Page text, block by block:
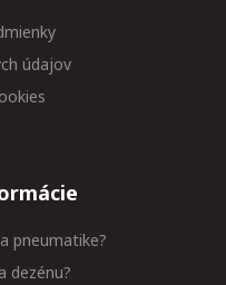
údajov
pneumatike?
dezénu?